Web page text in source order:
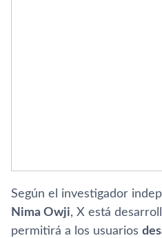
Según el investigador
Nima Owji, X está
permitirá a los usuarios